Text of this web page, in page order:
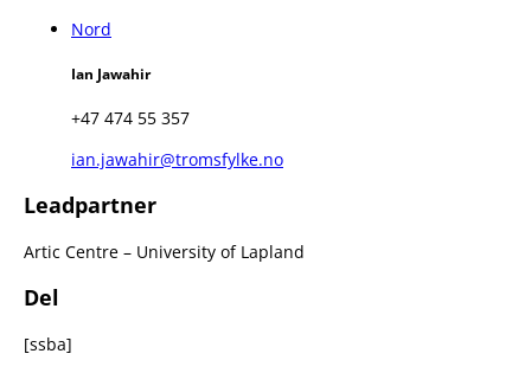
Nord
Ian Jawahir
+47 474 55 357
ian.jawahir@tromsfylke.no
Leadpartner
Artic Centre – University of Lapland
Del
[ssba]